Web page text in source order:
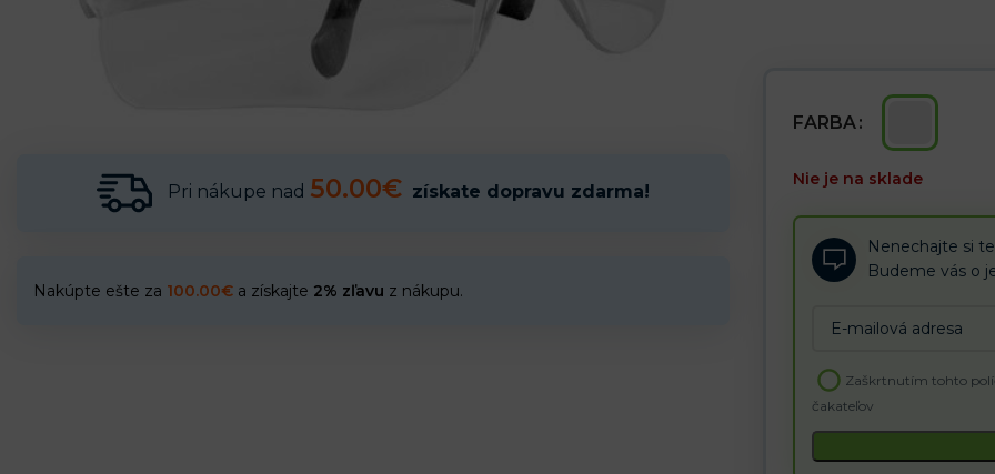
Pri nákupe nad 50.00€ získate dopravu zdarma!
Nakúpte ešte za 100.00€ a získajte 2% zľavu z nákupu.
FARBA
Nie je na sklade
Nenechajte si
Budeme vás o
Zaškrtnutím tohto
čakateľov
your
email
address
to
join
the